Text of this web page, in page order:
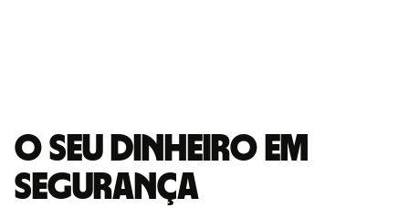
O seu dinheiro em
segurança